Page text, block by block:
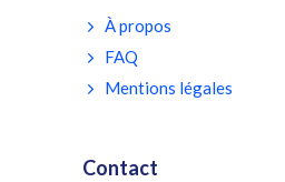
À propos
FAQ
Mentions légales
Contact